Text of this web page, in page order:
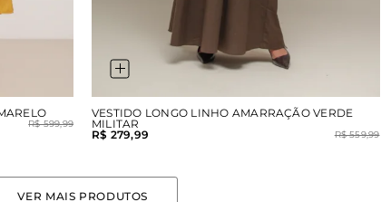
R$ 599,99
VESTIDO LONGO LINHO AMARRAÇÃO VERDE
MILITAR
R$ 279,99
R$ 559,99
VER MAIS PRODUTOS